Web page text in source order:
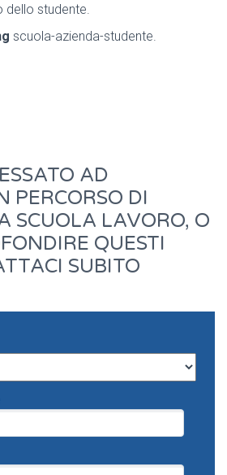
dello studente.
scuola-azienda-studente.
AD
PERCORSO DI
SCUOLA LAVORO, O
QUESTI
SUBITO